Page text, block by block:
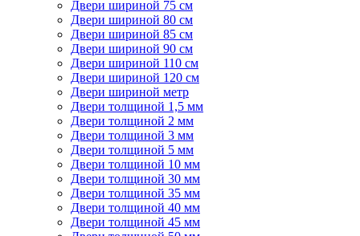
Двери шириной 75 см
Двери шириной 80 см
Двери шириной 85 см
Двери шириной 90 см
Двери шириной 110 см
Двери шириной 120 см
Двери шириной метр
Двери толщиной 1,5 мм
Двери толщиной 2 мм
Двери толщиной 3 мм
Двери толщиной 5 мм
Двери толщиной 10 мм
Двери толщиной 30 мм
Двери толщиной 35 мм
Двери толщиной 40 мм
Двери толщиной 45 мм